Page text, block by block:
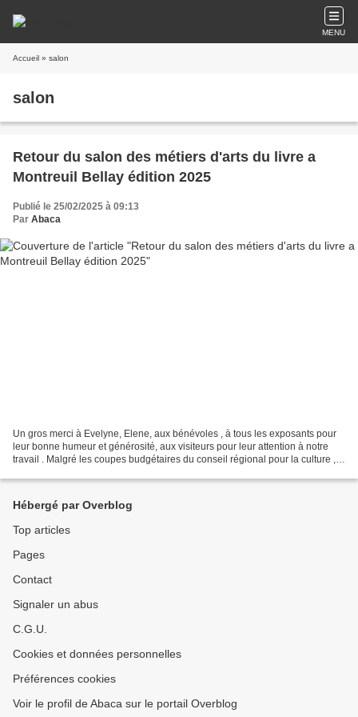
MENU
Accueil » salon
salon
Retour du salon des métiers d'arts du livre a
Montreuil Bellay édition 2025
Publié le 25/02/2025 à 09:13
Par Abaca
Un gros merci à Evelyne, Elene, aux bénévoles , à tous les exposants pour
leur bonne humeur et générosité, aux visiteurs pour leur attention à notre
travail . Malgré les coupes budgétaires du conseil régional pour la culture , il
Hébergé par Overblog
Top articles
Pages
Contact
Signaler un abus
C.G.U.
Cookies et données personnelles
Préférences cookies
Voir le profil de Abaca sur le portail Overblog